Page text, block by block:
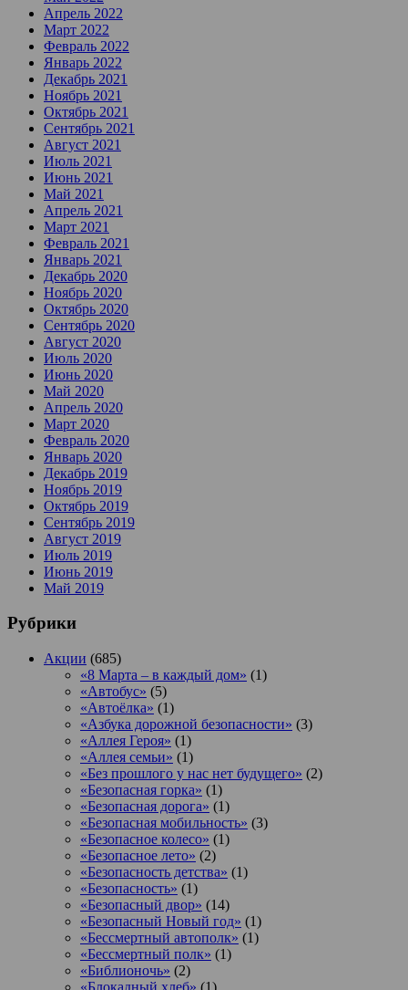
Апрель 2022
Март 2022
Февраль 2022
Январь 2022
Декабрь 2021
Ноябрь 2021
Октябрь 2021
Сентябрь 2021
Август 2021
Июль 2021
Июнь 2021
Май 2021
Апрель 2021
Март 2021
Февраль 2021
Январь 2021
Декабрь 2020
Ноябрь 2020
Октябрь 2020
Сентябрь 2020
Август 2020
Июль 2020
Июнь 2020
Май 2020
Апрель 2020
Март 2020
Февраль 2020
Январь 2020
Декабрь 2019
Ноябрь 2019
Октябрь 2019
Сентябрь 2019
Август 2019
Июль 2019
Июнь 2019
Май 2019
Рубрики
Акции (685)
«8 Марта – в каждый дом» (1)
«Автобус» (5)
«Автоёлка» (1)
«Азбука дорожной безопасности» (3)
«Аллея Героя» (1)
«Аллея семьи» (1)
«Без прошлого у нас нет будущего» (2)
«Безопасная горка» (1)
«Безопасная дорога» (1)
«Безопасная мобильность» (3)
«Безопасное колесо» (1)
«Безопасное лето» (2)
«Безопасность детства» (1)
«Безопасность» (1)
«Безопасный двор» (14)
«Безопасный Новый год» (1)
«Бессмертный автополк» (1)
«Бессмертный полк» (1)
«Библионочь» (2)